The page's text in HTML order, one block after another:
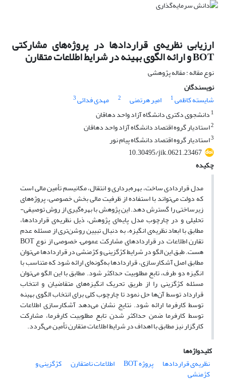
ارزیابی نظریه‌ی قراردادها در پروژه‌های مشارکتی
BOT و ارائه الگوی بهینه در شرایط اطلاعات متقارن
نوع مقاله : مقاله پژوهشی
نویسندگان
شایسته کاظمی1 امیر هرتمنی 2 مهدی فدائی3
1 دانشجوی دکتری دانشگاه آزاد واحد دهاقان
2استادیار گروه اقتصاد دانشگاه آزاد واحد دهاقان
3استادیار گروه اقتصاد دانشگاه پیام نور
10.30495/jik.0621.23467
چکیده
مدل قراردادی ساخت، بهره‌برداری و انتقال، مکانیسم تأمین مالی است
که دولت می‌تواند با استفاده از ظرفیت مالی بخش خصوصی، پروژه‌های
زیرساختی را گسترش دهد. این پژوهش با بهره‌گیری از روش توصیفی-
تحلیلی و در چارچوب مدل پایه‌ای پژوهش، ذیل نظریه‌ی قراردادها،
مطابق با ابعاد نظریه‌ی انگیزه، به دنبال تبیین روشن‌تری از مسئله عدم
تقارن اطلاعات در قراردادهای مشارکت عمومی– خصوصی از نوع BOT
هست. طبق این الگو در شرایط کژگزینی و کژمنشی در قراردادها می‌توان
مطابق اصل آشکارسازی، قراردادها به‌گونه‌ای ارائه شود که متناسب با
انگیزه دو طرف، تابع مطلوبیت حداکثر شود. مطابق با این الگو می‌توان
مسئله کژگزینی را از طریق تحریک انگیزه‌های متقاضیان و انتخاب
قرارداد توسط آن‌ها حل نمود تا چارچوب کلی برای انتخاب الگوی بهینه
توسط کارفرما ارائه شود. نتایج نشان می‌دهد آشکارسازی اطلاعات
توسط کارفرما ضمن حداکثر شدن تابع مطلوبیت کارفرما، مشارکت
کارگزار نیز مطابق با اهداف در شرایط اطلاعات متقارن تأمین ‌‌می‌گردد.
کلیدواژه‌ها
نظریه‌ی قراردادها
پروژه BOT اطلاعات نامتقارن کژگزینی و
کژمنشی